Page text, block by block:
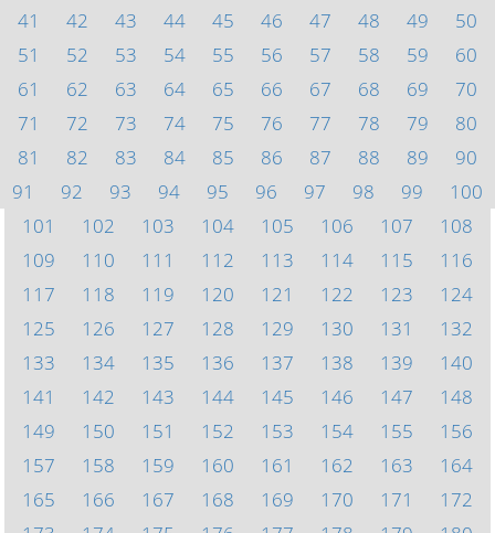
41
42 43 44 45 46 47 48 49
50
51
52 53 54 55 56 57 58 59
60
61
62 63 64 65 66 67 68 69
70
71
72 73 74 75 76 77 78 79
80
81
82 83 84 85 86 87 88 89
90
91
92 93 94 95 96 97 98 99
100
101
102 103 104 105 106 107
108
109
110 111 112 113 114 115
116
117
118 119 120 121 122 123
124
125
126 127 128 129 130 131
132
133
134 135 136 137 138 139
140
141
142 143 144 145 146 147
148
149
150 151 152 153 154 155
156
157
158 159 160 161 162 163
164
165
166 167 168 169 170 171
172